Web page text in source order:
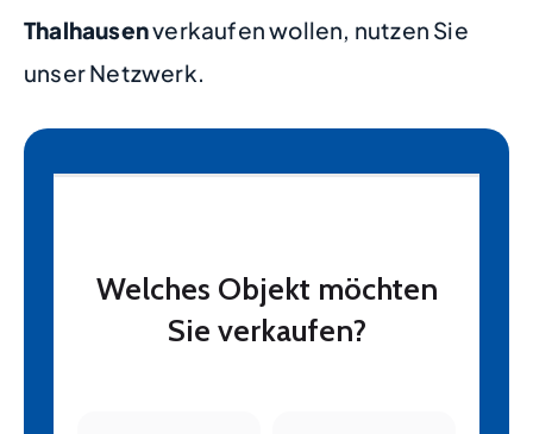
Thalhausenverkaufen wollen, nutzen Sie
unser Netzwerk.